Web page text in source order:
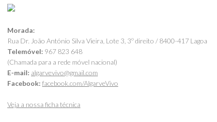
Morada:
Rua Dr. João António Silva Vieira, Lote 3, 3º direito / 8400-417 Lagoa
Telemóvel: 967 823 648
(Chamada para a rede móvel nacional)
E-mail: algarvevivo@gmail.com
Facebook: facebook.com/AlgarveVivo
Veja a nossa ficha técnica